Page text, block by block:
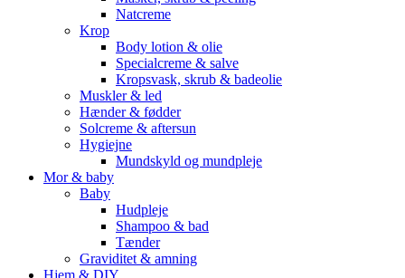
Natcreme
Krop
Body lotion & olie
Specialcreme & salve
Kropsvask, skrub & badeolie
Muskler & led
Hænder & fødder
Solcreme & aftersun
Hygiejne
Mundskyld og mundpleje
Mor & baby
Baby
Hudpleje
Shampoo & bad
Tænder
Graviditet & amning